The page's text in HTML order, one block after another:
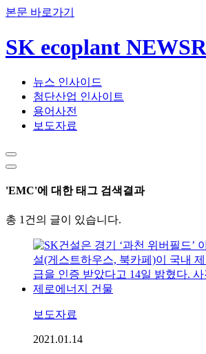
본문 바로가기
SK ecoplant
뉴스 인사이드
첨단산업 인사이트
용어사전
보도자료
'EMC'에 대한 태그 검색결과
총 1건의 글이 있습니다.
보도자료
2021.01.14